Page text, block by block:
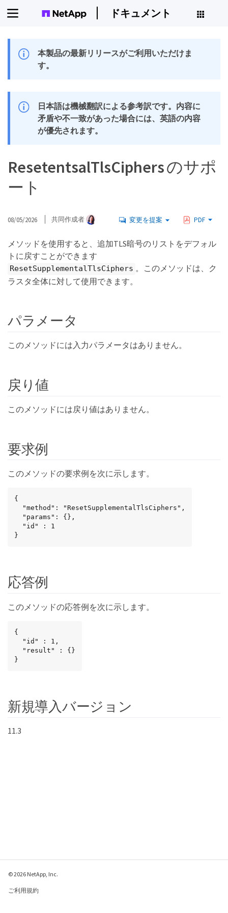
ドキュメント
本製品の最新リリースがご利用いただけま
す。
日本語は機械翻訳による参考訳です。内容に
矛盾や不一致があった場合には、英語の内容
が優先されます。
ResetentsalTlsCiphers のサポ
ート
08/05/2026 共同作成者 変更を提案 PDF
メソッドを使用すると、追加TLS暗号のリストをデフォル
トに戻すことができます
ResetSupplementalTlsCiphers 。このメソッドは、ク
ラスタ全体に対して使用できます。
パラメータ
このメソッドには入力パラメータはありません。
戻り値
このメソッドには戻り値はありません。
要求例
このメソッドの要求例を次に示します。
{
}
応答例
このメソッドの応答例を次に示します。
{
}
新規導入バージョン
11.3
© 2026 NetApp, Inc.
ご利用規約